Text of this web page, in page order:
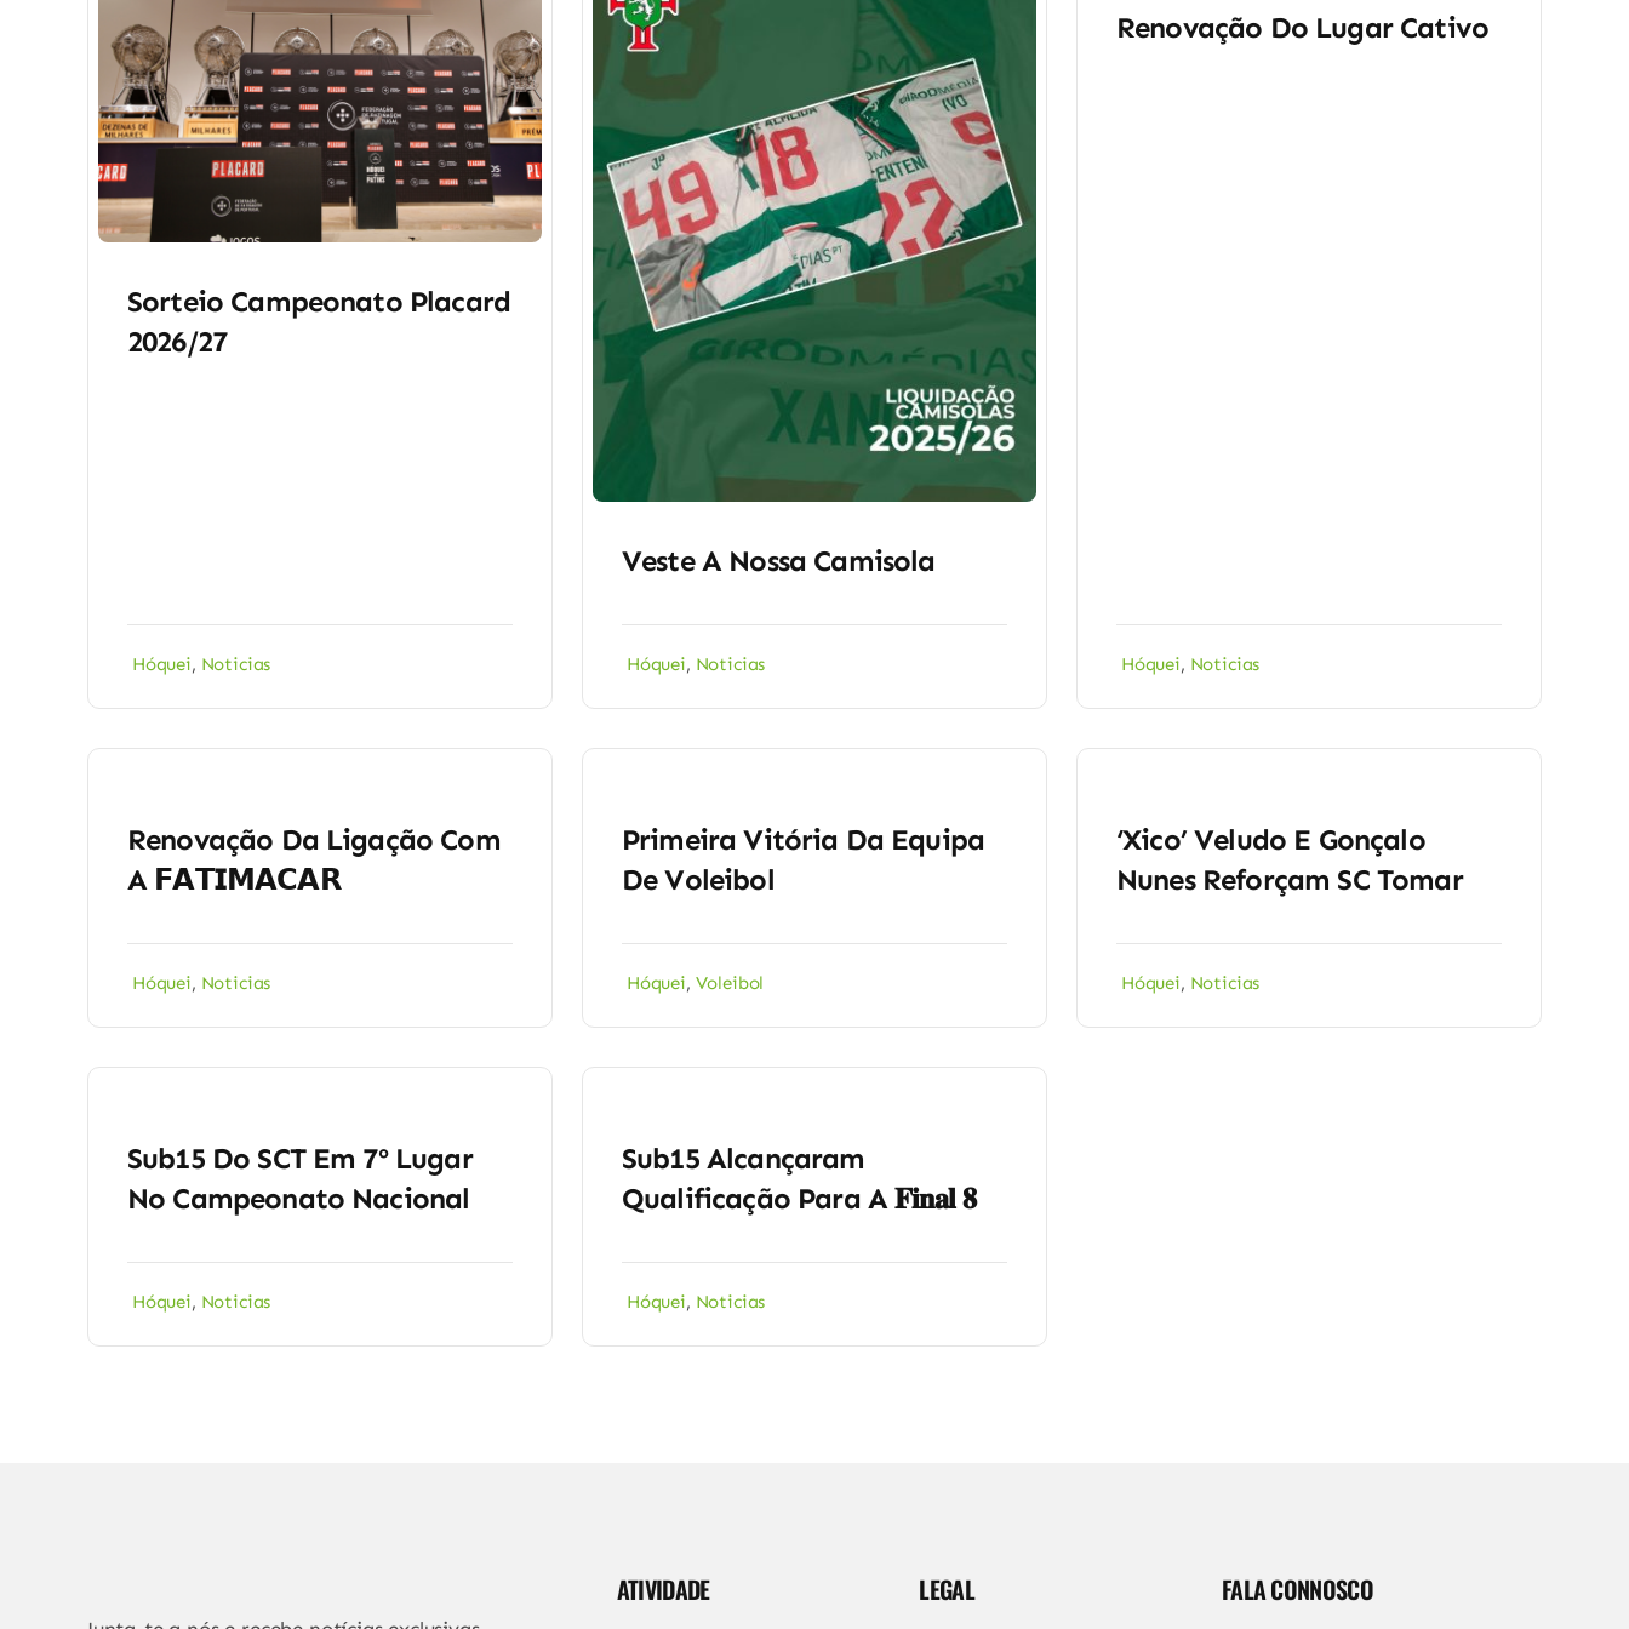
Sorteio Campeonato Placard
2026/27
Hóquei, Noticias
Veste A Nossa Camisola
Hóquei, Noticias
Renovação Do Lugar Cativo
Hóquei, Noticias
Renovação Da Ligação Com
A 𝗙𝗔𝗧𝗜𝗠𝗔𝗖𝗔𝗥
Hóquei, Noticias
Primeira Vitória Da Equipa
De Voleibol
Hóquei, Voleibol
‘Xico’ Veludo E Gonçalo
Nunes Reforçam SC Tomar
Hóquei, Noticias
Sub15 Do SCT Em 7º Lugar
No Campeonato Nacional
Hóquei, Noticias
Sub15 Alcançaram
Qualificação Para A 𝐅𝐢𝐧𝐚𝐥 𝟖
Hóquei, Noticias
ATIVIDADE LEGAL FALA CONNOSCO